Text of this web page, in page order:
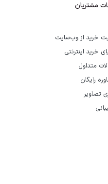
مشتریان
خرید از وب‌سایت
خرید اینترنتی
متداول
رایگان
تصاویر